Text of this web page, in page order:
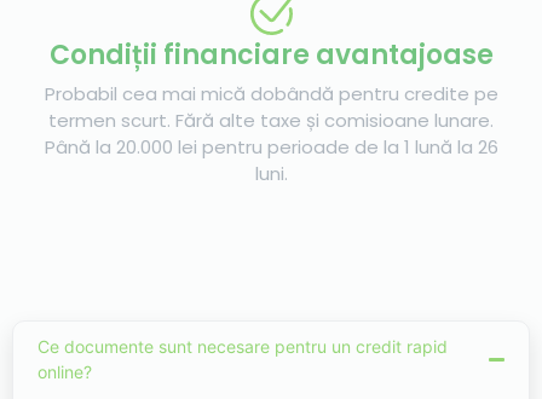
Condiții financiare avantajoase
Probabil cea mai mică dobândă pentru credite pe
termen scurt. Fără alte taxe și comisioane lunare.
Până la 20.000 lei pentru perioade de la 1 lună la 26
luni.
Ce documente sunt necesare pentru un credit rapid
online?